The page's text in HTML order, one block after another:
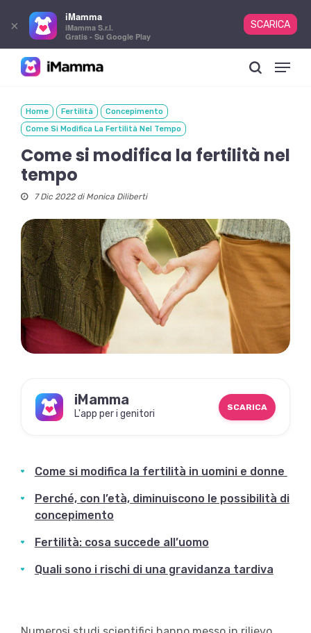
content
Menu
Home Fertilità
Concepimento
Come Si Modifica La Fertilità Nel Tempo
Come si modifica la fertilità nel
tempo
7 Dic 2022 di Monica Diliberti
iMamma
L'app per i genitori
SCARICA
Come si modifica la fertilità in uomini e donne
Perché, con l’età, diminuiscono le possibilità di
concepimento
Fertilità: cosa succede all’uomo
Quali sono i rischi di una gravidanza tardiva
×
iMamma
iMamma S.r.l.
Gratis - Su Google Play
SCARICA